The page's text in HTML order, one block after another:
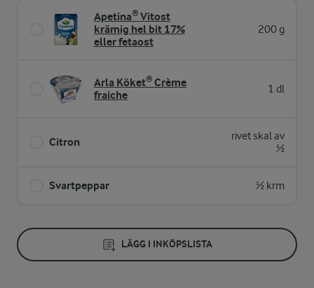
Apetina® Vitost
krämig hel bit 17%
eller fetaost
200 g
Arla Köket® Crème
fraiche
1 dl
Citron
rivet skal av
½
Svartpeppar ½ krm
LÄGG I INKÖPSLISTA